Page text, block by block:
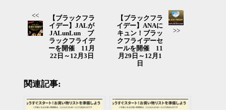
<<
【ブラックフラ
イデー】JALが
JALunLun ブ
ラックフライデ
ーを開催 11月
22日～12月3日
【ブラックフラ
イデー】ANAに
キュン！ブラッ
クフライデーセ
ールを開催 11
月29日～12月1
日
>>
関連記事: